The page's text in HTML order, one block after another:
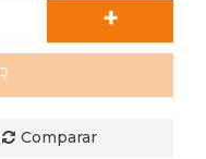
+
Comparar